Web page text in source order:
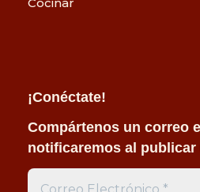
¡Conéctate!
Compártenos un correo
notificaremos al publicar